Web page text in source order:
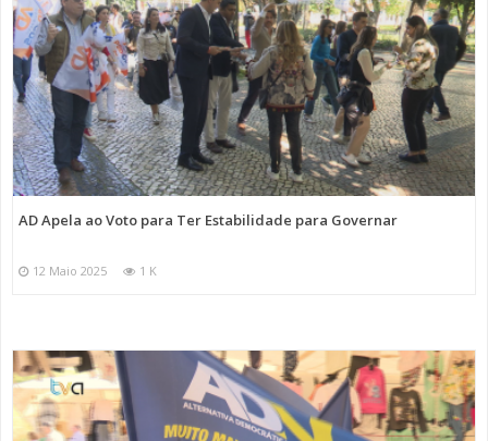
AD Apela ao Voto para Ter Estabilidade para Governar
12 Maio 2025 1 K